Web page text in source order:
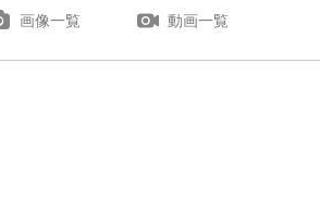
画像一覧 動画一覧